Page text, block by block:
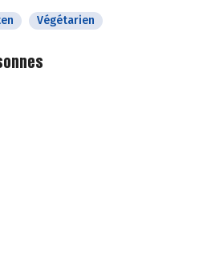
Végétarien